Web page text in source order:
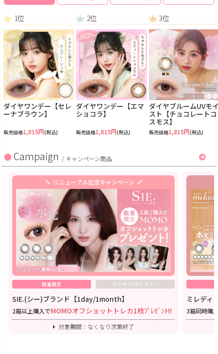
1位
ダイヤワンデー【セレ
ーナブラウン】
販売価格1,815円(税込)
2位
ダイヤワンデー【エマ
ショコラ】
販売価格1,815円(税込)
3位
ダイヤブルームUVモ
スト【チョコレートコ
スモス】
販売価格1,815円(税込)
Campaign / キャンペーン商品
リニューアル記念キャンペーン
数量限定 ワンデー/マンスリー
SIE.(シー)ブランド【1day/1month】
2箱以上購入でMOMOオフショットトレカ1枚ﾌﾟﾚｾﾞﾝﾄ!!
対象期間：なくなり次第終了
ミレディ
3箱同時購